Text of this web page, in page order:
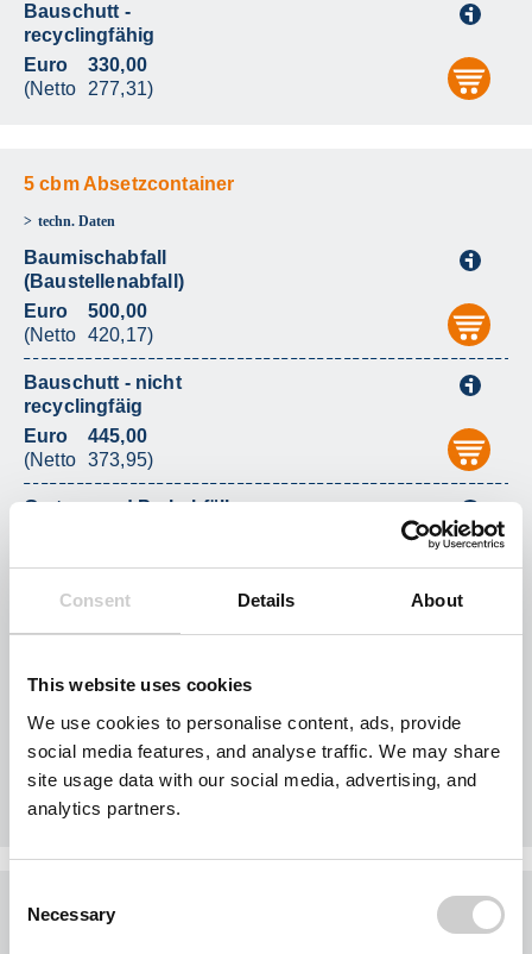
Consent Details About
This website uses cookies
We use cookies to personalise content, ads, provide
social media features, and analyse traffic. We may share
site usage data with our social media, advertising, and
analytics partners.
Selection
Necessary
Bauschutt -
recyclingfähig
Euro
(Netto
330,00
277,31)
5 cbm Absetzcontainer
techn. Daten
Baumischabfall
(Baustellenabfall)
Euro
(Netto
500,00
420,17)
Bauschutt - nicht
recyclingfäig
Euro
(Netto
445,00
373,95)
Garten- und Parkabfälle
Altholz A2 (Altholz
behandelt)
(Netto 155,46)
Bauschutt -
recyclingfähig
Euro
(Netto
360,00
302,52)
7 cbm Absetzcontainer